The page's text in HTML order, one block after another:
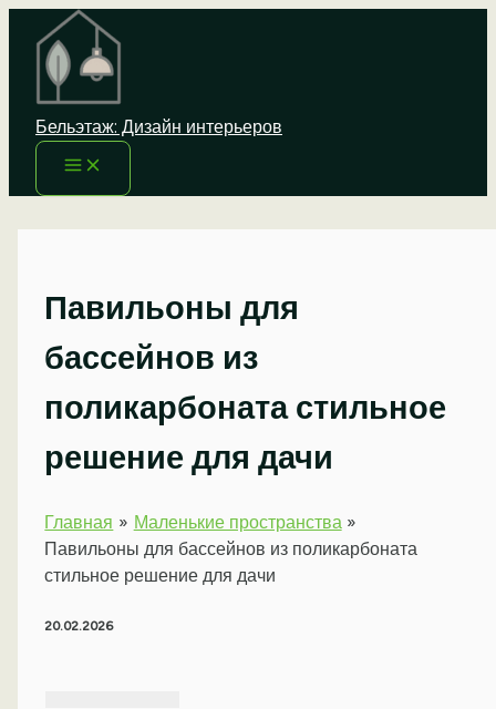
Перейти
содержимому
Бельэтаж: Дизайн интерьеров
Павильоны для
бассейнов из
поликарбоната стильное
решение для дачи
Главная
Маленькие пространства
Павильоны для бассейнов из поликарбоната
стильное решение для дачи
20.02.2026